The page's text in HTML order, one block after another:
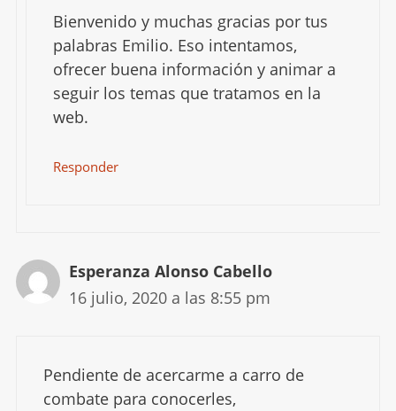
Bienvenido y muchas gracias por tus
palabras Emilio. Eso intentamos,
ofrecer buena información y animar a
seguir los temas que tratamos en la
web.
Responder
Esperanza Alonso Cabello
16 julio, 2020 a las 8:55 pm
Pendiente de acercarme a carro de
combate para conocerles,